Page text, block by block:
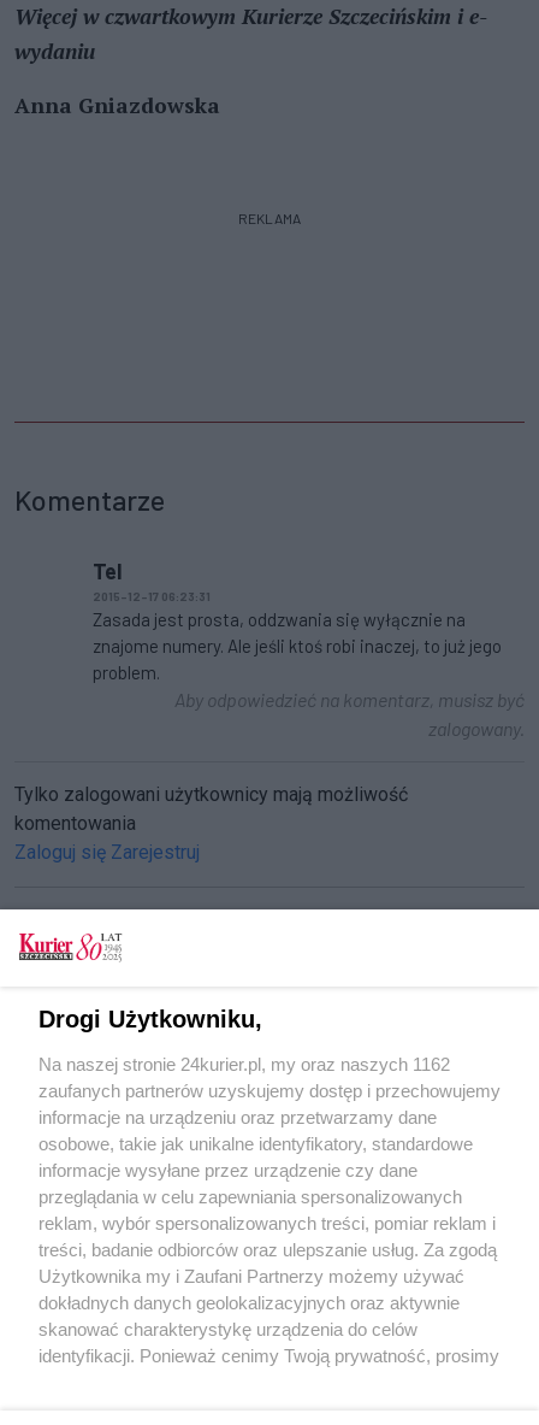
Więcej w czwartkowym Kurierze Szczecińskim i e-
wydaniu
Anna Gniazdowska
REKLAMA
Komentarze
Tel
2015-12-17 06:23:31
Zasada jest prosta, oddzwania się wyłącznie na
znajome numery. Ale jeśli ktoś robi inaczej, to już jego
problem.
Aby odpowiedzieć na komentarz, musisz być
zalogowany.
Tylko zalogowani użytkownicy mają możliwość
komentowania
Zaloguj się Zarejestruj
Policjant czujny także po służbie
Zatrucie czadem. Rodzina w szpitalu
Pobili, bo nie oddał telefonu
POGODA
14℃
Zobacz prognozę na 3 dni
Drogi Użytkowniku,
Na naszej stronie 24kurier.pl, my oraz naszych 1162
zaufanych partnerów uzyskujemy dostęp i przechowujemy
informacje na urządzeniu oraz przetwarzamy dane
osobowe, takie jak unikalne identyfikatory, standardowe
informacje wysyłane przez urządzenie czy dane
przeglądania w celu zapewniania spersonalizowanych
reklam, wybór spersonalizowanych treści, pomiar reklam i
treści, badanie odbiorców oraz ulepszanie usług. Za zgodą
Użytkownika my i Zaufani Partnerzy możemy używać
dokładnych danych geolokalizacyjnych oraz aktywnie
skanować charakterystykę urządzenia do celów
identyfikacji. Ponieważ cenimy Twoją prywatność, prosimy